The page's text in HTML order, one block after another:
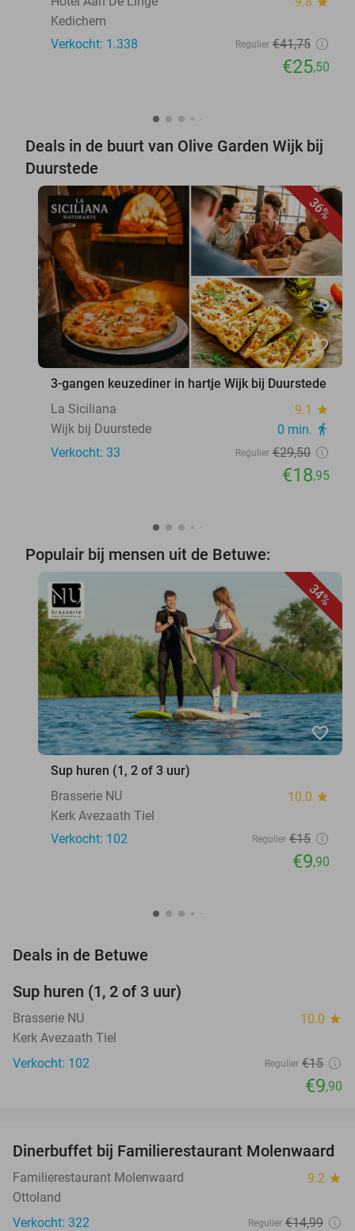
Kedichem
Verkocht: 1.338
Regulier €41,75
€25,50
Deals in de buurt van Olive Garden Wijk bij
Duurstede
36%
favorite_border
3-gangen keuzediner in hartje Wijk bij Duurstede
La Siciliana
9.1 star
Wijk bij Duurstede 0 min. directions_walk
Verkocht: 33 Regulier €29,50
€18,95
Populair bij mensen uit de Betuwe:
34%
favorite_border
Sup huren (1, 2 of 3 uur)
Brasserie NU
10.0 star
Kerk Avezaath Tiel
Verkocht: 102
Regulier €15
€9,90
Deals in de Betuwe
Sup huren (1, 2 of 3 uur)
Brasserie NU 10.0 star
Kerk Avezaath Tiel
Verkocht: 102
Regulier €15
€9,90
20%
Dinerbuffet bij Familierestaurant Molenwaard
Familierestaurant Molenwaard 9.2 star
Ottoland
Verkocht: 322
Regulier €14,99